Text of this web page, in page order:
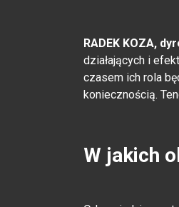
RADEK KOZA,
działających i
czasem ich rola
koniecznością.
W jakich